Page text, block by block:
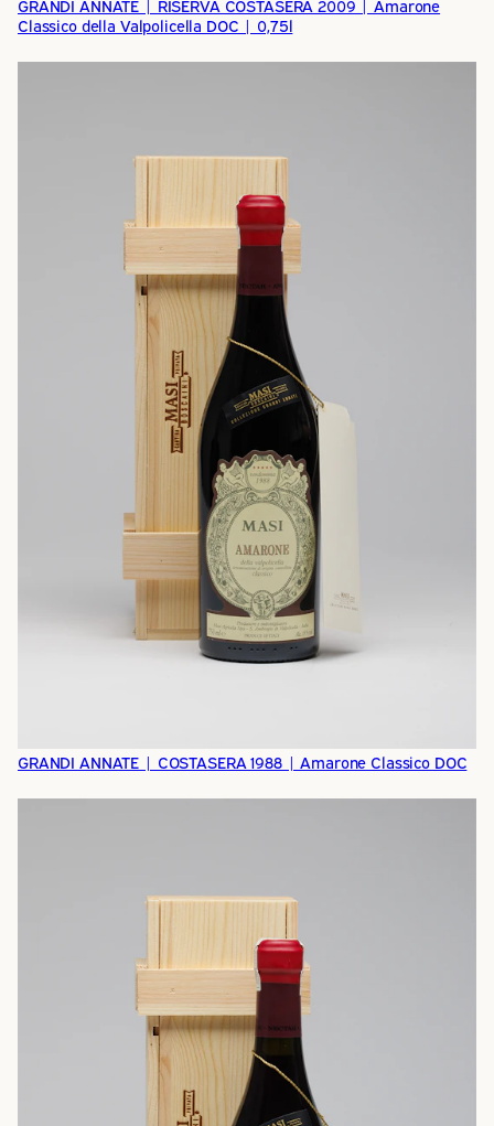
GRANDI ANNATE | RISERVA COSTASERA 2009 | Amarone
Classico della Valpolicella DOC | 0,75l
GRANDI ANNATE | COSTASERA 1988 | Amarone Classico DOC